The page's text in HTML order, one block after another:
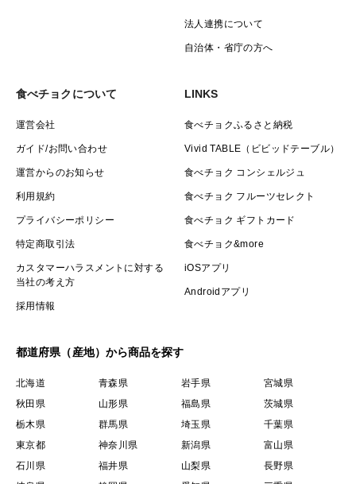
法人連携について
自治体・省庁の方へ
食べチョクについて
運営会社
ガイド/お問い合わせ
運営からのお知らせ
利用規約
プライバシーポリシー
特定商取引法
カスタマーハラスメントに対する
当社の考え方
採用情報
LINKS
食べチョクふるさと納税
Vivid TABLE（ビビッドテーブル）
食べチョク コンシェルジュ
食べチョク フルーツセレクト
食べチョク ギフトカード
食べチョク&more
iOSアプリ
Androidアプリ
都道府県（産地）から商品を探す
北海道 青森県 岩手県
宮城県
秋田県
山形県 福島県
茨城県
栃木県
群馬県 埼玉県
千葉県
東京都
神奈川県 新潟県
富山県
石川県
福井県 山梨県
長野県